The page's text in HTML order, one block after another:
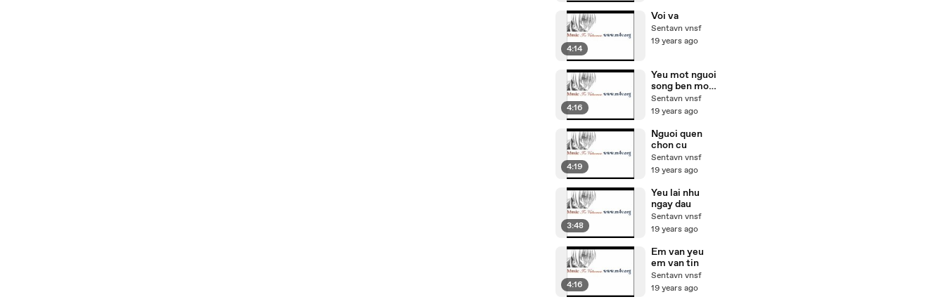
4:14
Voi va
Sentavn vnsf
19 years ago
4:16
Yeu mot nguoi
song ben mot
nguoi
Sentavn vnsf
19 years ago
4:19
Nguoi quen
chon cu
Sentavn vnsf
19 years ago
3:48
Yeu lai nhu
ngay dau
Sentavn vnsf
19 years ago
4:16
Em van yeu
em van tin
Sentavn vnsf
19 years ago